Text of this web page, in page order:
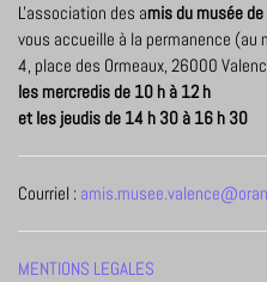
L'association des amis du musée
vous accueille à la permanence (au
4, place des Ormeaux, 26000
les mercredis de 10 h à 12 h
et les jeudis de 14 h 30 à 16 h 30
Courriel :
MENTIONS LEGALES